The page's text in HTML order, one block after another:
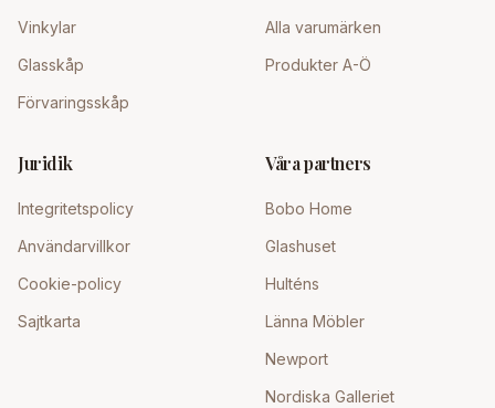
Vinkylar
Glasskåp
Förvaringsskåp
Alla varumärken
Produkter A-Ö
Juridik
Integritetspolicy
Användarvillkor
Cookie-policy
Sajtkarta
Våra partners
Bobo Home
Glashuset
Hulténs
Länna Möbler
Newport
Nordiska Galleriet